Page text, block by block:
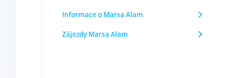
Informace o Marsa Alam
Zájezdy Marsa Alam